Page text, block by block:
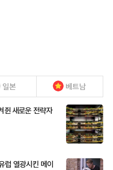
일본 베트남
쥔 새로운 전략자
럽 열광시킨 메이